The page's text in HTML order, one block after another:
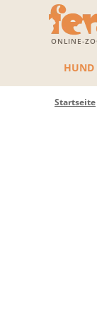
ONLINE-
HUND
Startseite